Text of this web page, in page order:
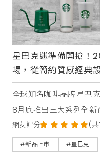
星巴克迷準備開搶！
場，從簡約質感經典
杯，每一款都點燃你
全球知名咖啡品牌星巴
8月底推出三大系列全
「品牌經典系列」、充
列」，以及展現頂級工藝
網友評分 (
#新品上市 #星巴克